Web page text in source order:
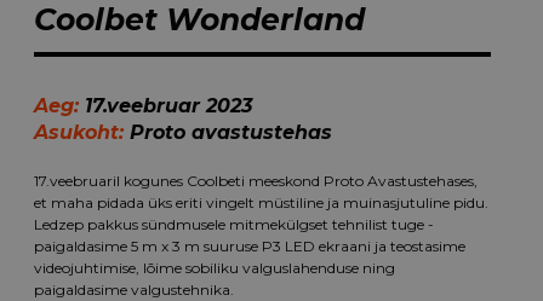
Coolbet Wonderland
Aeg: 17.veebruar 2023
Asukoht: Proto avastustehas
17.veebruaril kogunes Coolbeti meeskond Proto Avastustehases,
et maha pidada üks eriti vingelt müstiline ja muinasjutuline pidu.
Ledzep pakkus sündmusele mitmekülgset tehnilist tuge -
paigaldasime 5 m x 3 m suuruse P3 LED ekraani ja teostasime
videojuhtimise, lõime sobiliku valguslahenduse ning
paigaldasime valgustehnika.